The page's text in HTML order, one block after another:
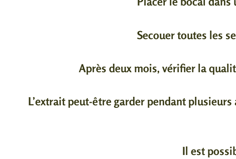
Secouer toutes les
Après deux mois, vérifier la
L’extrait peut-être garder pendant
Il est